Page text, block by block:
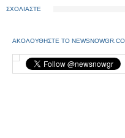
ΣΧΟΛΙΑΣΤΕ
ΑΚΟΛΟΥΘΗΣΤΕ ΤΟ